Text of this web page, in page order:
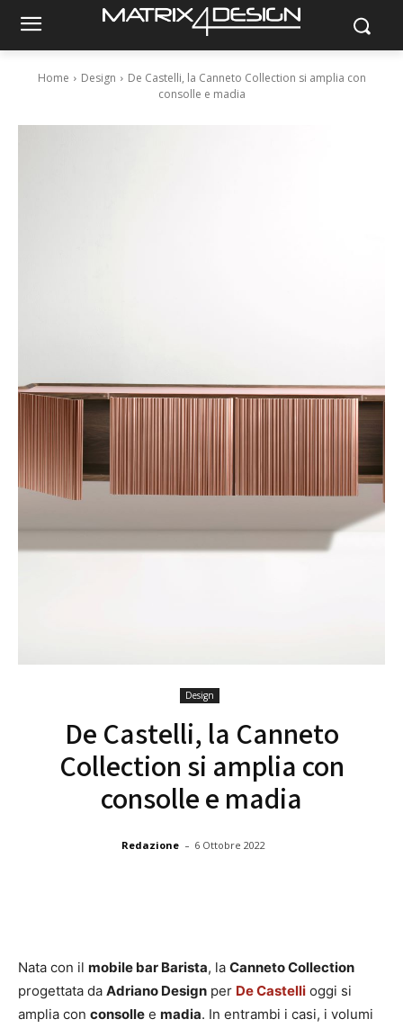
Home Design
De Castelli, la Canneto Collection si amplia con
consolle e madia
Design
De Castelli, la Canneto
Collection si amplia con
consolle e madia
Redazione - 6 Ottobre 2022
Nata con il mobile bar Barista, la Canneto Collection
progettata da Adriano Design per De Castelli oggi si
amplia con consolle e madia. In entrambi i casi, i volumi